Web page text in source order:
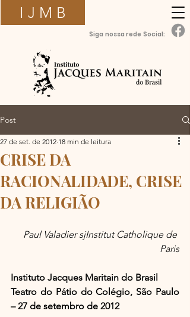
I J M B
Siga nossa rede Social:
Post
CRISE DA
RACIONALIDADE, CRISE
DA RELIGIÃO
27 de set. de 2012 18 min de leitura
Paul Valadier sjInstitut Catholique de
Paris
Instituto Jacques Maritain do Brasil
Teatro do Pátio do Colégio, São Paulo
– 27 de setembro de 2012